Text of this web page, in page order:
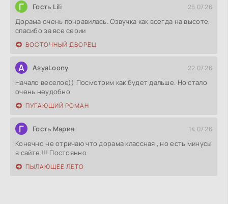
Г Гость Lili 25.07.26
Дорама очень понравилась. Озвучка как всегда на высоте,
спасибо за все серии
ВОСТОЧНЫЙ ДВОРЕЦ
A AsyaLoony 22.07.26
Начало веселое)) Посмотрим как будет дальше. Но стало
очень неудобно
ПУГАЮЩИЙ РОМАН
Г Гость Мария 14.07.26
Конечно не отричаю что дорама классная , но есть минусы
в сайте !!! Постоянно
ПЫЛАЮЩЕЕ ЛЕТО